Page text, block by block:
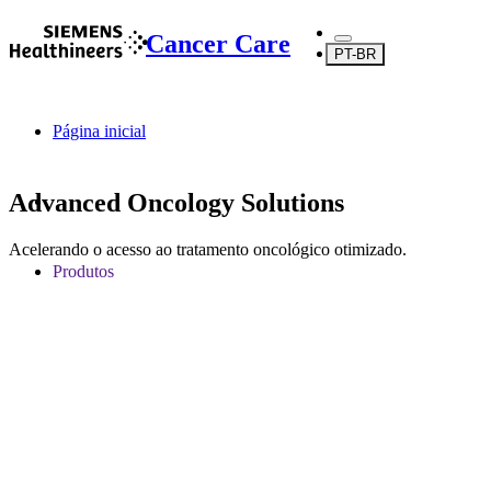
Cancer Care PT-BR
Página inicial
Produtos
Advanced Oncology Solutions
Acelerando o acesso ao tratamento oncológico otimizado.